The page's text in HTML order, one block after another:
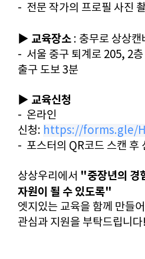
- 전문 작가의 프로필 사진
▶ 교육장소 : 충무로 상상캔
- 서울 중구 퇴계로 205, 2
출구 도보 3분
▶ 교육신청
- 온라인
신청: https://forms.gle/
- 포스터의 QR코드 스캔 후
상상우리에서 "중장년의 경
자원이 될 수 있도록"
엣지있는 교육을 함께 만들
관심과 지원을 부탁드립니다